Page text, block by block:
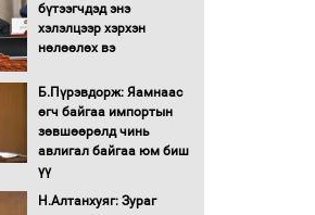
Автомашинд улсын
дугаарын тэгш,
сондгойгоор шатахуун
Бага орлоготой
иргэдийн орлогод
татвар ногдуулахгүй
байх эрх зүйн орчныг
бүтээгчдэд энэ
хэлэлцээр хэрхэн
нөлөөлөх вэ
Б.Пүрэвдорж: Яамнаас
өгч байгаа импортын
зөвшөөрөлд чинь
авлигал байгаа юм биш
үү
Н.Алтанхуяг: Зураг